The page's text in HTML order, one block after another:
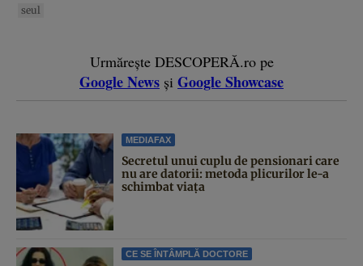
seul
Urmărește DESCOPERĂ.ro pe
Google News și Google Showcase
MEDIAFAX
Secretul unui cuplu de pensionari care
nu are datorii: metoda plicurilor le-a
schimbat viața
CE SE ÎNTÂMPLĂ DOCTORE